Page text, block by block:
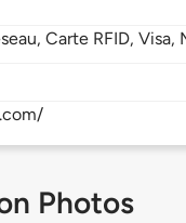
Carte RFID, Visa,
Photos